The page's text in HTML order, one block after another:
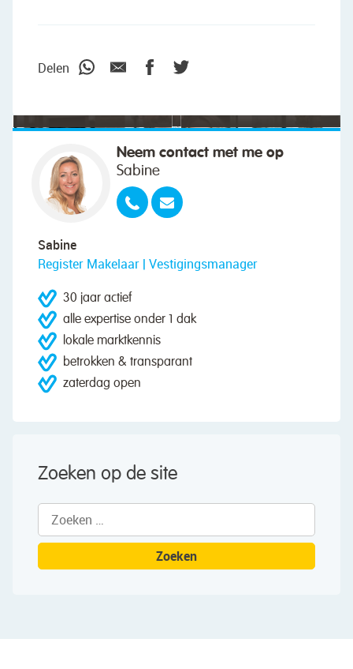
Delen
Neem contact met me op
Sabine
Sabine
Register Makelaar | Vestigingsmanager
30 jaar actief
alle expertise onder 1 dak
lokale marktkennis
betrokken & transparant
zaterdag open
Zoeken op de site
Zoeken
naar: